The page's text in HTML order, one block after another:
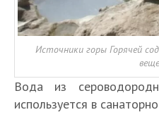
Источники горы Горячей
Вода из
используется в